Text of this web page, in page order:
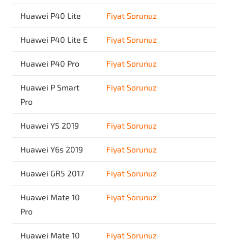
Huawei P40 Lite Fiyat Sorunuz
Huawei P40 Lite E Fiyat Sorunuz
Huawei P40 Pro Fiyat Sorunuz
Huawei P Smart
Pro
Fiyat Sorunuz
Huawei Y5 2019 Fiyat Sorunuz
Huawei Y6s 2019 Fiyat Sorunuz
Huawei GR5 2017 Fiyat Sorunuz
Huawei Mate 10
Pro
Fiyat Sorunuz
Huawei Mate 10
Fiyat Sorunuz